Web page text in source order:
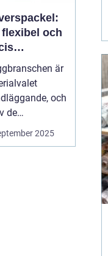
flexibel och
är
och
de
2025